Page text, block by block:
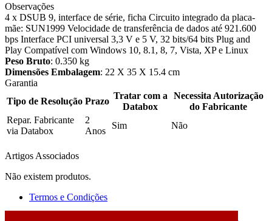
Observações
4 x DSUB 9, interface de série, ficha Circuito integrado da placa-
mãe: SUN1999 Velocidade de transferência de dados até 921.600
bps Interface PCI universal 3,3 V e 5 V, 32 bits/64 bits Plug and
Play Compatível com Windows 10, 8.1, 8, 7, Vista, XP e Linux
Peso Bruto: 0.350 kg
Dimensões Embalagem: 22 X 35 X 15.4 cm
Garantia
Tipo de Resolução Prazo
Tratar com a
Databox
Necessita Autorização
do Fabricante
Repar. Fabricante
via Databox
2
Anos
Sim Não
Artigos Associados
Não existem produtos.
Termos e Condições